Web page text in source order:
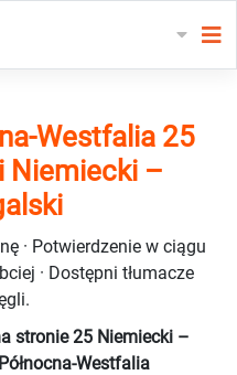
Westfalia 25
Niemiecki –
· Potwierdzenie w ciągu
· Dostępni tłumacze
stronie 25 Niemiecki –
Westfalia